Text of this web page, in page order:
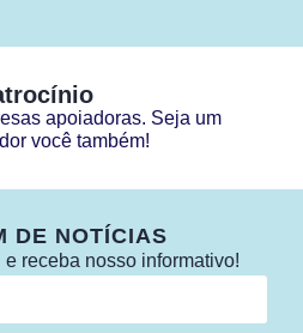
apoiadoras. Seja um
você também!
DE NOTÍCIAS
receba nosso informativo!